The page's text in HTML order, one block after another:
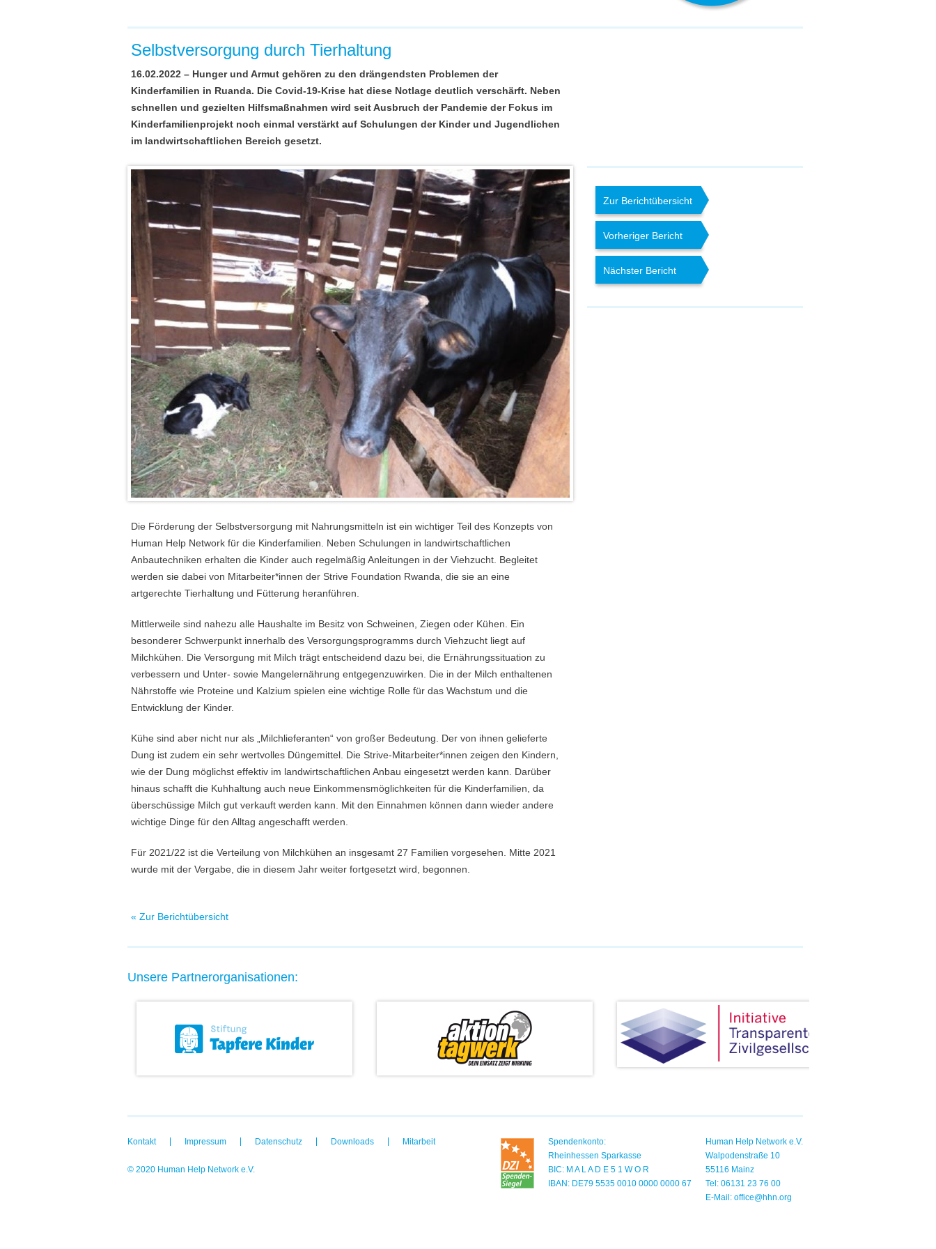
Selbstversorgung durch Tierhaltung
16.02.2022 – Hunger und Armut gehören zu den drängendsten Problemen der
Kinderfamilien in Ruanda. Die Covid-19-Krise hat diese Notlage deutlich verschärft. Neben
schnellen und gezielten Hilfsmaßnahmen wird seit Ausbruch der Pandemie der Fokus im
Kinderfamilienprojekt noch einmal verstärkt auf Schulungen der Kinder und Jugendlichen
im landwirtschaftlichen Bereich gesetzt.
Die Förderung der Selbstversorgung mit Nahrungsmitteln ist ein wichtiger Teil des Konzepts von
Human Help Network für die Kinderfamilien. Neben Schulungen in landwirtschaftlichen
Anbautechniken erhalten die Kinder auch regelmäßig Anleitungen in der Viehzucht. Begleitet
werden sie dabei von Mitarbeiter*innen der Strive Foundation Rwanda, die sie an eine
artgerechte Tierhaltung und Fütterung heranführen.
Mittlerweile sind nahezu alle Haushalte im Besitz von Schweinen, Ziegen oder Kühen. Ein
besonderer Schwerpunkt innerhalb des Versorgungsprogramms durch Viehzucht liegt auf
Milchkühen. Die Versorgung mit Milch trägt entscheidend dazu bei, die Ernährungssituation zu
verbessern und Unter- sowie Mangelernährung entgegenzuwirken. Die in der Milch enthaltenen
Nährstoffe wie Proteine und Kalzium spielen eine wichtige Rolle für das Wachstum und die
Entwicklung der Kinder.
Kühe sind aber nicht nur als „Milchlieferanten“ von großer Bedeutung. Der von ihnen gelieferte
Dung ist zudem ein sehr wertvolles Düngemittel. Die Strive-Mitarbeiter*innen zeigen den Kindern,
wie der Dung möglichst effektiv im landwirtschaftlichen Anbau eingesetzt werden kann. Darüber
hinaus schafft die Kuhhaltung auch neue Einkommensmöglichkeiten für die Kinderfamilien, da
überschüssige Milch gut verkauft werden kann. Mit den Einnahmen können dann wieder andere
wichtige Dinge für den Alltag angeschafft werden.
Für 2021/22 ist die Verteilung von Milchkühen an insgesamt 27 Familien vorgesehen. Mitte 2021
wurde mit der Vergabe, die in diesem Jahr weiter fortgesetzt wird, begonnen.
« Zur Berichtübersicht
Zur Berichtübersicht
Vorheriger Bericht
Nächster Bericht
Unsere Partnerorganisationen:
Kontakt Impressum Datenschutz Downloads Mitarbeit
© 2020 Human Help Network e.V.
Human Help Network e.V.
Walpodenstraße 10
55116 Mainz
Tel: 06131 23 76 00
E-Mail: office@hhn.org
Spendenkonto:
Rheinhessen Sparkasse
BIC: M A L A D E 5 1 W O R
IBAN: DE79 5535 0010 0000 0000 67